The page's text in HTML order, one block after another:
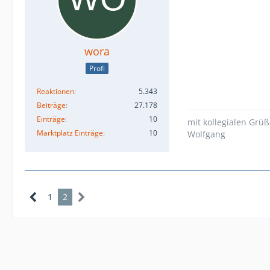
wora
Profi
Reaktionen
5.343
Beiträge
27.178
Einträge
10
Marktplatz Einträge
10
mit kollegialen
Wolfgang
1 2